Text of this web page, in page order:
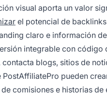
visual aporta un valor
el potencial de
claro e información
integrable con código
blogs, sitios de
PostAffiliatePro pueden
comisiones e historias